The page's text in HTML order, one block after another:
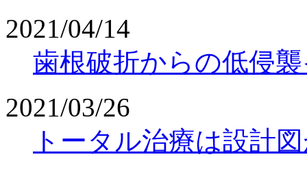
2021/04/14
歯根破折からの低侵
2021/03/26
トータル治療は設計